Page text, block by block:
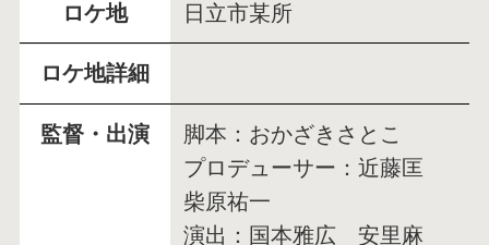
ロケ地 日立市某所
ロケ地詳細
監督・出演
脚本：おかざきさとこ
プロデューサー：近藤匡
柴原祐一
演出：国本雅広 安里麻